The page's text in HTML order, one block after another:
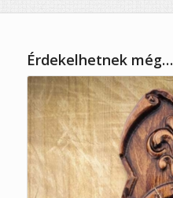
Érdekelhetnek még…